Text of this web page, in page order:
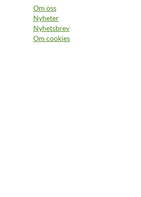
Om oss
Nyheter
Nyhetsbrev
Om cookies